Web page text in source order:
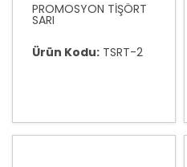
PROMOSYON TİŞÖRT
SARI
Ürün Kodu: TSRT-2